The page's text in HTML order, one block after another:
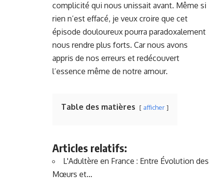
complicité qui nous unissait avant. Même si
rien n’est effacé, je veux croire que cet
épisode douloureux pourra paradoxalement
nous rendre plus forts. Car nous avons
appris de nos erreurs et redécouvert
l’essence même de notre amour.
Table des matières afficher
Articles relatifs:
L'Adultère en France : Entre Évolution des
Mœurs et…